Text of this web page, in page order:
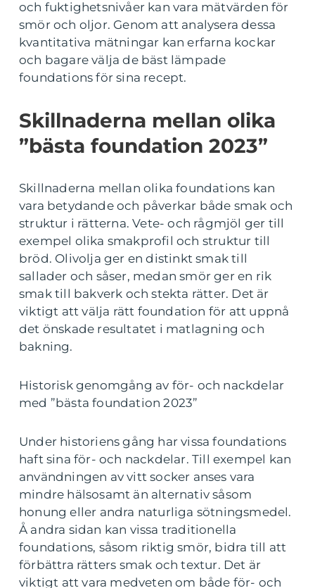
och fuktighetsnivåer kan vara mätvärden för
smör och oljor. Genom att analysera dessa
kvantitativa mätningar kan erfarna kockar
och bagare välja de bäst lämpade
foundations för sina recept.
Skillnaderna mellan olika
”bästa foundation 2023”
Skillnaderna mellan olika foundations kan
vara betydande och påverkar både smak och
struktur i rätterna. Vete- och rågmjöl ger till
exempel olika smakprofil och struktur till
bröd. Olivolja ger en distinkt smak till
sallader och såser, medan smör ger en rik
smak till bakverk och stekta rätter. Det är
viktigt att välja rätt foundation för att uppnå
det önskade resultatet i matlagning och
bakning.
Historisk genomgång av för- och nackdelar
med ”bästa foundation 2023”
Under historiens gång har vissa foundations
haft sina för- och nackdelar. Till exempel kan
användningen av vitt socker anses vara
mindre hälsosamt än alternativ såsom
honung eller andra naturliga sötningsmedel.
Å andra sidan kan vissa traditionella
foundations, såsom riktig smör, bidra till att
förbättra rätters smak och textur. Det är
viktigt att vara medveten om både för- och